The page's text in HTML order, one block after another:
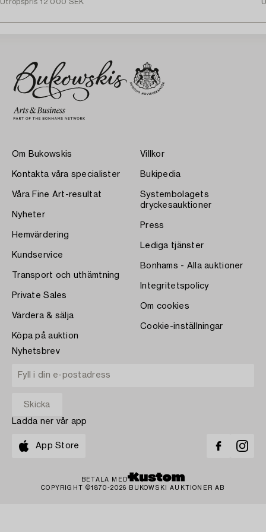
Utropspris 12 000 SEK
Om Bukowskis
Kontakta våra specialister
Våra Fine Art-resultat
Nyheter
Hemvärdering
Kundservice
Transport och uthämtning
Private Sales
Värdera & sälja
Köpa på auktion
Villkor
Bukipedia
Systembolagets
dryckesauktioner
Press
Lediga tjänster
Bonhams - Alla auktioner
Integritetspolicy
Om cookies
Cookie-inställningar
Nyhetsbrev
Ladda ner vår app
App Store
BETALA MED
COPYRIGHT ©1870-2026 BUKOWSKI AUKTIONER AB